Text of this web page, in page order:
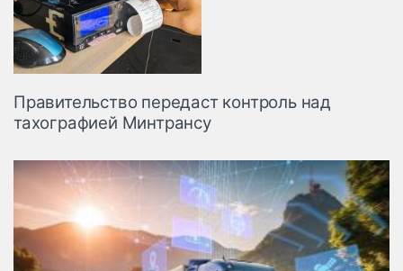
Правительство передаст контроль над
тахографией Минтрансу